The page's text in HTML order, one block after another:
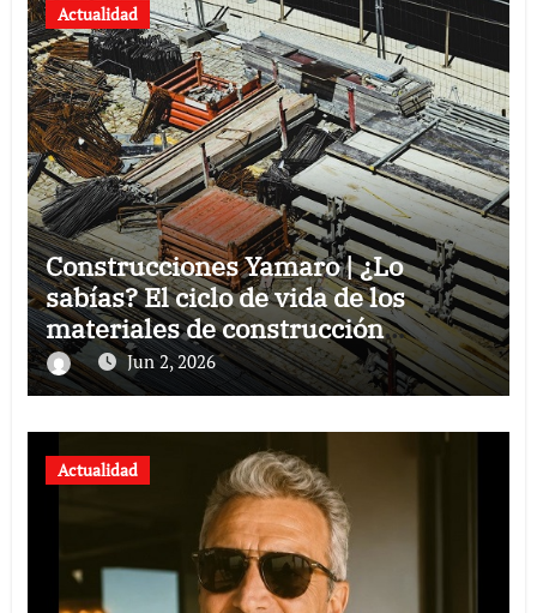
Actualidad
Construcciones Yamaro | ¿Lo
sabías? El ciclo de vida de los
materiales de construcción
revoluciona eficiencia en proyectos
modernos
Jun 2, 2026
Actualidad